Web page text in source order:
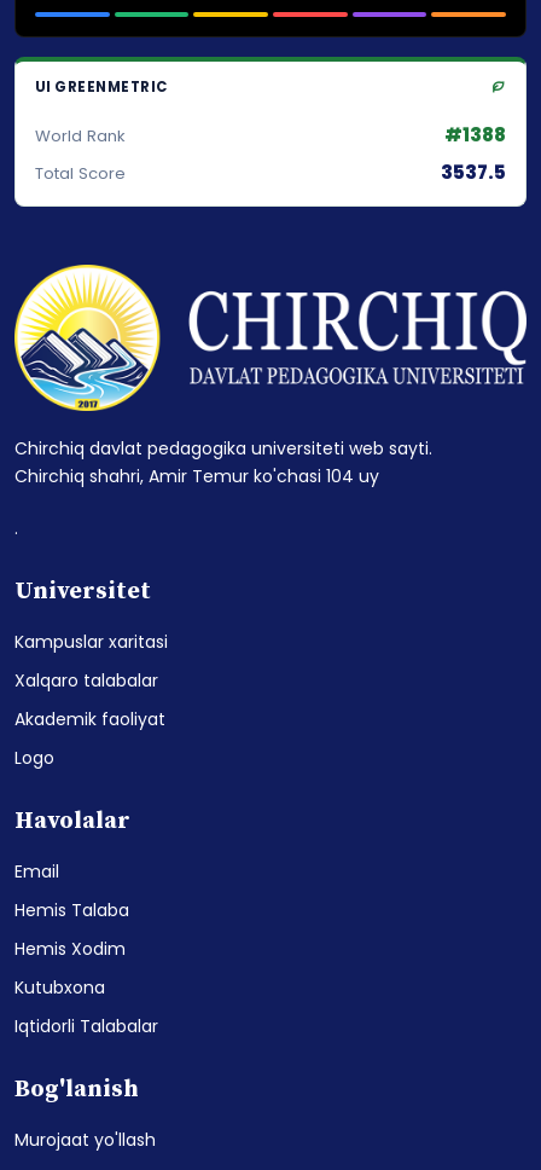
UI GREENMETRIC
World Rank #1388
Total Score 3537.5
Chirchiq davlat pedagogika universiteti web sayti.
Chirchiq shahri, Amir Temur ko'chasi 104 uy
.
Universitet
Kampuslar xaritasi
Xalqaro talabalar
Akademik faoliyat
Logo
Havolalar
Email
Hemis Talaba
Hemis Xodim
Kutubxona
Iqtidorli Talabalar
Bog'lanish
Murojaat yo'llash